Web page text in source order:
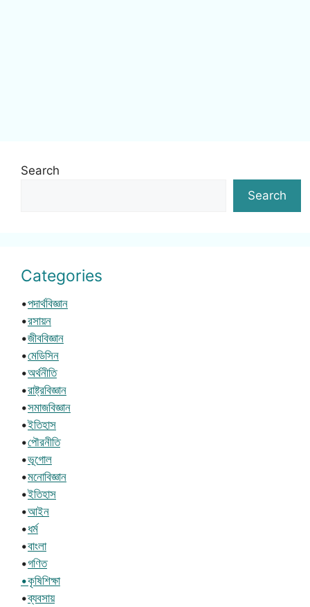
Search
Search
Categories
•পদার্থবিজ্ঞান
•রসায়ন
•জীববিজ্ঞান
•মেডিসিন
•অর্থনীতি
•রাষ্ট্রবিজ্ঞান
•সমাজবিজ্ঞান
•ইতিহাস
•পৌরনীতি
•ভূগোল
•মনোবিজ্ঞান
•ইতিহাস
•আইন
•ধর্ম
•বাংলা
•গণিত
•কৃষিশিক্ষা
•ব্যবসায়